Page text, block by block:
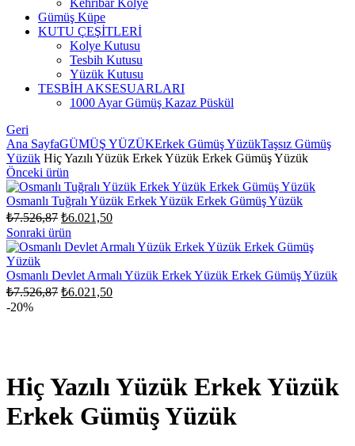
Kehribar Kolye
Gümüş Küpe
KUTU ÇEŞİTLERİ
Kolye Kutusu
Tesbih Kutusu
Yüzük Kutusu
TESBİH AKSESUARLARI
1000 Ayar Gümüş Kazaz Püskül
Geri
Ana SayfaGÜMÜŞ YÜZÜKErkek Gümüş YüzükTaşsız Gümüş
Yüzük Hiç Yazılı Yüzük Erkek Yüzük Erkek Gümüş Yüzük
Önceki ürün
Osmanlı Tuğralı Yüzük Erkek Yüzük Erkek Gümüş Yüzük
₺7.526,87 Orijinal
fiyat:
₺7.526,87.
₺6.021,50Şu
fiyat:
Sonraki ürün
Osmanlı Devlet Armalı Yüzük Erkek Yüzük Erkek Gümüş Yüzük
₺7.526,87 Orijinal
₺6.021,50Şu
-20%
Hiç Yazılı Yüzük Erkek Yüzük
Erkek Gümüş Yüzük